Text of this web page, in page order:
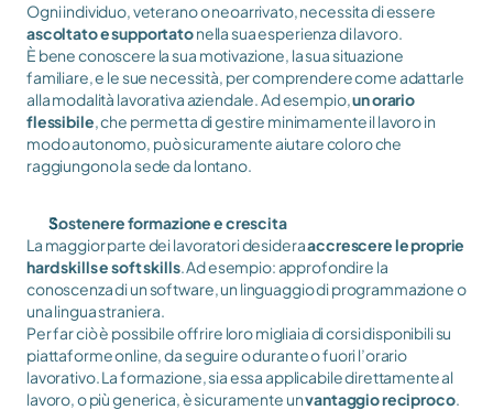
ascoltato e supportato nella sua esperienza di lavoro.
È bene conoscere la sua motivazione, la sua situazione
familiare, e le sue necessità, per comprendere come adattarle
alla modalità lavorativa aziendale. Ad esempio, un orario
flessibile, che permetta di gestire minimamente il lavoro in
modo autonomo, può sicuramente aiutare coloro che
raggiungono la sede da lontano.
Sostenere formazione e crescita
La maggior parte dei lavoratori desidera accrescere le proprie
hard skills e soft skills. Ad esempio: approfondire la
conoscenza di un software, un linguaggio di programmazione o
una lingua straniera.
Per far ciò è possibile offrire loro migliaia di corsi disponibili su
piattaforme online, da seguire o durante o fuori l’orario
lavorativo. La formazione, sia essa applicabile direttamente al
lavoro, o più generica, è sicuramente un vantaggio reciproco.